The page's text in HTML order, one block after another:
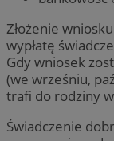
Złożenie
wypłatę
Gdy wniosek
(we wrześniu,
trafi do rodziny
Świadczenie